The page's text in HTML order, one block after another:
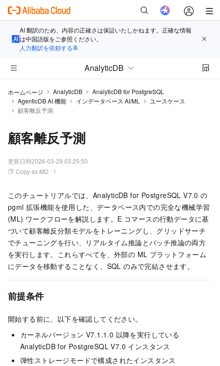
AI 翻訳のため、内容の正確さは保証いたしかねます。正確な情報
は中国語版をご参照ください。
人力翻訳を依頼する
AnalyticDB
ホームページ AnalyticDB
AnalyticDB for PostgreSQL
AgenticDB AI 機能
インデータベース AI/ML
ユースケース
顧客離反予測
顧客離反予測
更新日時2026-03-29 03:25:50
Copy as MD
このチュートリアルでは、AnalyticDB for PostgreSQL V7.0 の
pgml 拡張機能を使用した、データベース内での完全な機械学習
(ML) ワークフローを解説します。E コマースの行動データに基
づいて顧客離反分類モデルをトレーニングし、グリッドサーチ
でチューニングを行い、リアルタイム推論とバッチ推論の両方
を実行します。これらすべてを、外部の ML プラットフォーム
にデータを移動することなく、SQL のみで完結させます。
前提条件
開始する前に、以下を確認してください。
カーネルバージョン V7.1.1.0 以降を実行している
AnalyticDB for PostgreSQL V7.0 インスタンス
弾性ストレージモードで構成されたインスタンス